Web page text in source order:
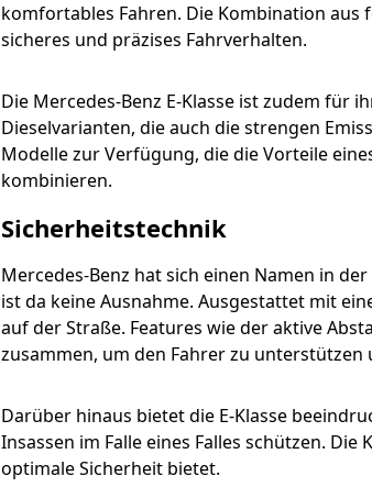
komfortables Fahren. Die Kombination
sicheres und präzises Fahrverhalten.
Die Mercedes-Benz E-Klasse ist zudem
Dieselvarianten, die auch die strengen
Modelle zur Verfügung, die die Vorteile
kombinieren.
Sicherheitstechnik
Mercedes-Benz hat sich einen Namen in
ist da keine Ausnahme. Ausgestattet mit
auf der Straße. Features wie der aktive
zusammen, um den Fahrer zu
Darüber hinaus bietet die E-Klasse
Insassen im Falle eines Falles schützen.
optimale Sicherheit bietet.